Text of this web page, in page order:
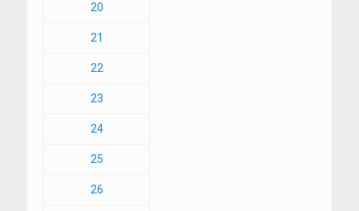
20
21
22
23
24
25
26